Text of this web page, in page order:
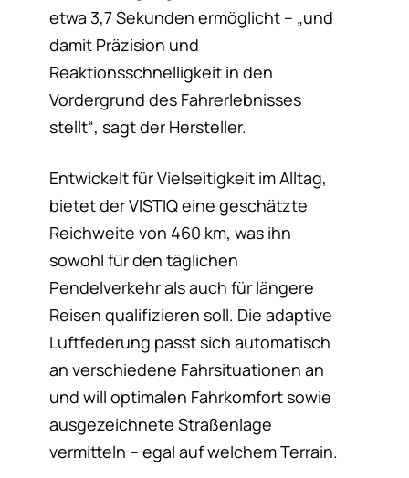
etwa 3,7 Sekunden ermöglicht – „und
damit Präzision und
Reaktionsschnelligkeit in den
Vordergrund des Fahrerlebnisses
stellt“, sagt der Hersteller.
Entwickelt für Vielseitigkeit im Alltag,
bietet der VISTIQ eine geschätzte
Reichweite von 460 km, was ihn
sowohl für den täglichen
Pendelverkehr als auch für längere
Reisen qualifizieren soll. Die adaptive
Luftfederung passt sich automatisch
an verschiedene Fahrsituationen an
und will optimalen Fahrkomfort sowie
ausgezeichnete Straßenlage
vermitteln – egal auf welchem Terrain.